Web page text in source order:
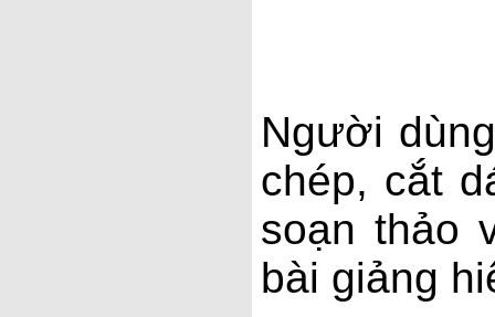
Người
chép, cắt
soạn thảo
bài giảng